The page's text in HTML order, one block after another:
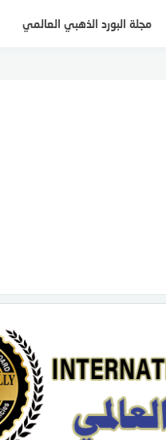
مجلة البورد الذهبي العالمي